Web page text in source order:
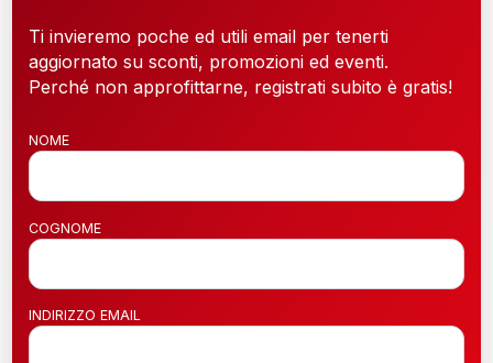
Ti invieremo poche ed utili email per tenerti
aggiornato su sconti, promozioni ed eventi.
Perché non approfittarne, registrati subito è gratis!
NOME
COGNOME
INDIRIZZO EMAIL